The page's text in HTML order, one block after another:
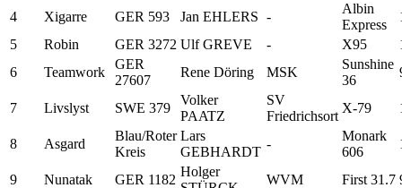
4 Xigarre GER 593 Jan EHLERS -
Albin
Express
5
Robin GER 3272 Ulf GREVE - X95
6
Teamwork
GER
27607
Rene Döring MSK
Sunshine
36
7 Livslyst SWE 379
Volker
PAATZ
SV
Friedrichsort
X-79
8 Asgard
Blau/Roter
Kreis
Lars
GEBHARDT
-
Monark
606
9 Nunatak GER 1182
Holger
WVM First 31.7